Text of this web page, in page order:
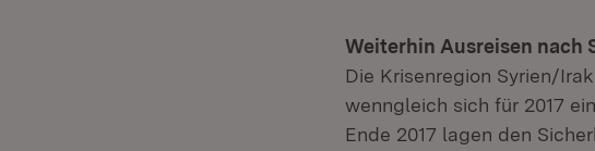
Weiterhin Ausreisen nach
Die Krisenregion Syrien/
wenngleich sich für 2017
Ende 2017 lagen den